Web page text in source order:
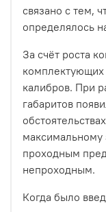
связано с тем,
определялось
За счёт роста
комплектующих
калибров. При
габаритов
максимальному
проходным
непроходным.
Когда было